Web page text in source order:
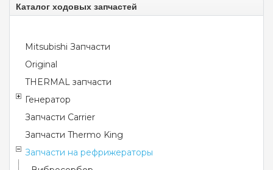
Каталог ходовых запчастей
Mitsubishi Запчасти
Original
THERMAL запчасти
Генератор
Запчасти Carrier
Запчасти Thermo King
Запчасти на рефрижераторы